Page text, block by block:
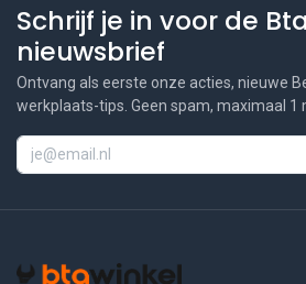
Schrijf je in voor de
nieuwsbrief
Ontvang als eerste onze acties, nieuwe
werkplaats-tips. Geen spam, maximaal 1